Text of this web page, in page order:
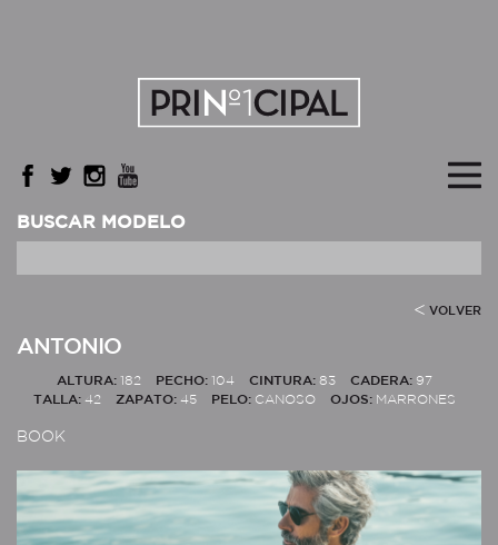
BUSCAR MODELO
VOLVER
ANTONIO
ALTURA: 182 PECHO: 104 CINTURA: 83 CADERA: 97
TALLA: 42 ZAPATO: 45 PELO: CANOSO OJOS: MARRONES
BOOK